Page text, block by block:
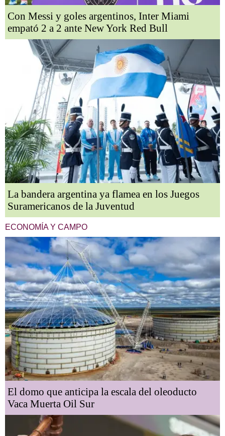
Con Messi y goles argentinos, Inter Miami
empató 2 a 2 ante New York Red Bull
La bandera argentina ya flamea en los Juegos
Suramericanos de la Juventud
ECONOMÍA Y CAMPO
El domo que anticipa la escala del oleoducto
Vaca Muerta Oil Sur